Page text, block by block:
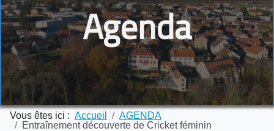
Agenda
Vous êtes ici : Accueil
AGENDA
Entraînement découverte de Cricket féminin